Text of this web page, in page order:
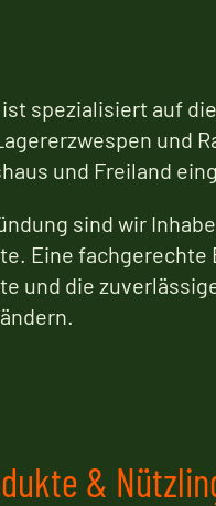
ist spezialisiert auf
und
und Freiland
sind wir
Eine
und die
&